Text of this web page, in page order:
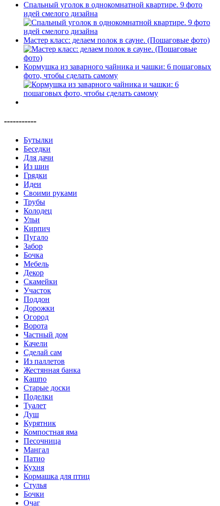
Спальный уголок в однокомнатной квартире. 9 фото
идей смелого дизайна
Мастер класс: делаем полок в сауне. (Пошаговые фото)
Кормушка из заварного чайника и чашки: 6 пошаговых
фото, чтобы сделать самому
-----------
Бутылки
Беседки
Для дачи
Из шин
Грядки
Идеи
Своими руками
Трубы
Колодец
Ульи
Кирпич
Пугало
Забор
Бочка
Мебель
Декор
Скамейки
Участок
Поддон
Дорожки
Огород
Ворота
Частный дом
Качели
Сделай сам
Из паллетов
Жестянная банка
Кашпо
Старые доски
Поделки
Туалет
Душ
Курятник
Компостная яма
Песочница
Мангал
Патио
Кухня
Кормашка для птиц
Стулья
Бочки
Очаг